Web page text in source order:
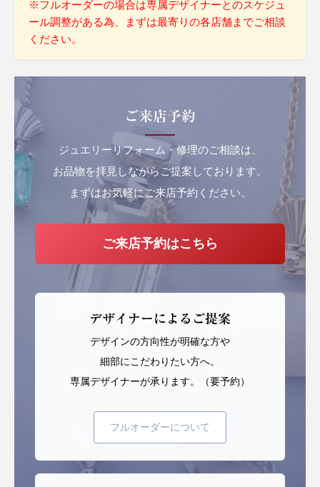
※フルオーダーの場合は専属デザイナーとのスケジュ
ール調整がある為、まずは最寄りの各店舗までご相談
ください。
ご来店予約
ジュエリーリフォーム・修理のご相談は、
お品物を拝見しながらご提案しております。
まずはお気軽にご来店予約ください。
ご来店予約はこちら
デザイナーによるご提案
デザインの方向性が明確な方や
細部にこだわりたい方へ。
専属デザイナーが承ります。（要予約）
フルオーダーについて